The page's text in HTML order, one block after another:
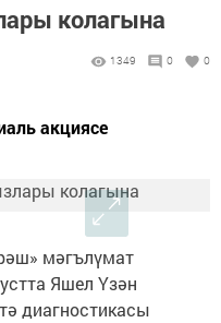
колагына
1349 0 0
акциясе
мәгълүмат
Яшел Үзән
диагностикасы